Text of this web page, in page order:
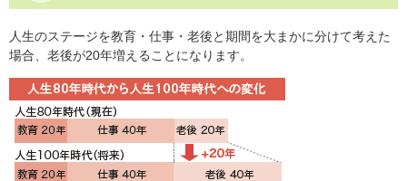
人生のステージを教育・仕事・老後と期間を大まかに分けて考えた
場合、老後が20年増えることになります。